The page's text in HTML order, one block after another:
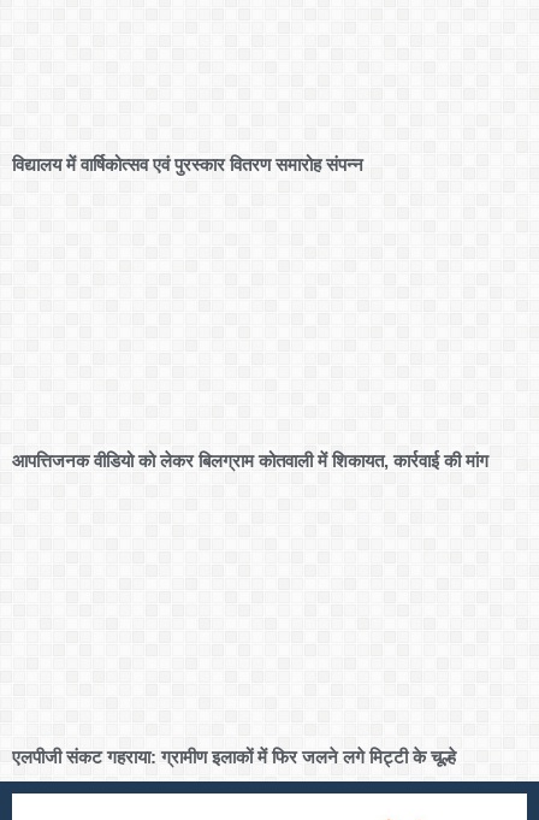
विद्यालय में वार्षिकोत्सव एवं पुरस्कार वितरण समारोह संपन्न
आपत्तिजनक वीडियो को लेकर बिलग्राम कोतवाली में शिकायत, कार्रवाई की मांग
एलपीजी संकट गहराया: ग्रामीण इलाकों में फिर जलने लगे मिट्टी के चूल्हे